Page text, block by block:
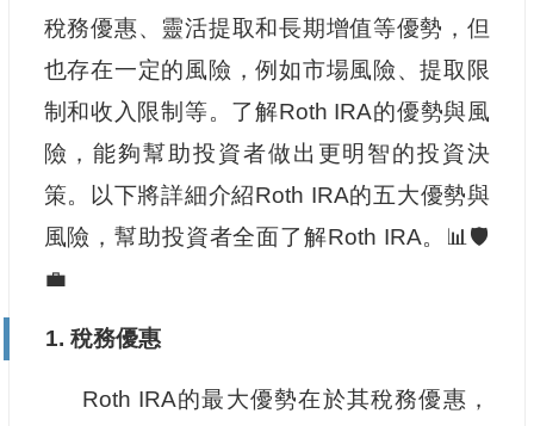
稅務優惠、靈活提取和長期增值等優勢，但
也存在一定的風險，例如市場風險、提取限
制和收入限制等。了解Roth IRA的優勢與風
險，能夠幫助投資者做出更明智的投資決
策。以下將詳細介紹Roth IRA的五大優勢與
風險，幫助投資者全面了解Roth IRA。📊🛡️
💼
1. 稅務優惠
Roth IRA的最大優勢在於其稅務優惠，